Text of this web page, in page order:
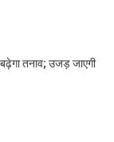
तनाव; उजड़ जाएगी